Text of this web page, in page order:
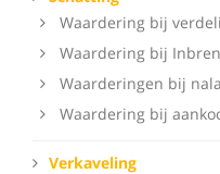
Waardering bij
Waardering bij
Waarderingen bij
Waardering bij
Verkaveling